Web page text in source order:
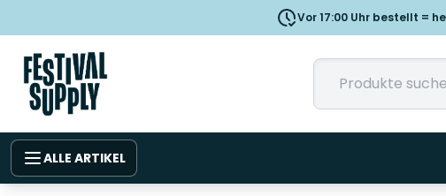
Vor 17:00 Uhr bestellt =
ALLE ARTIKEL